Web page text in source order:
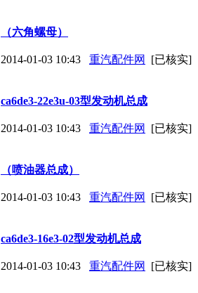
（六角螺母）
2014-01-03 10:43 重汽配件网 [已核实]
ca6de3-22e3u-03型发动机总成
2014-01-03 10:43 重汽配件网 [已核实]
（喷油器总成）
2014-01-03 10:43 重汽配件网 [已核实]
ca6de3-16e3-02型发动机总成
2014-01-03 10:43 重汽配件网 [已核实]